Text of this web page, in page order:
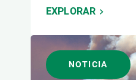
EXPLORAR
NOTICIA